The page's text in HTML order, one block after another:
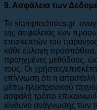
9. Ασφάλεια των
Το stamptechnics.gr
της ασφάλειας των
επισκεπτών του
κάθε εύλογη προσπάθεια,
προηγμένες μεθόδους,
τους. Οι χρήστες/
επίγνωση ότι η
μέσω ηλεκτρονικού
ασφαλή τρόπο
κίνδυνο ανάγνωσης των